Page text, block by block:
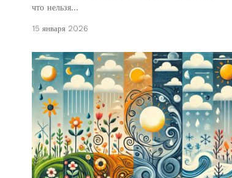
что нельзя…
15 января 2026